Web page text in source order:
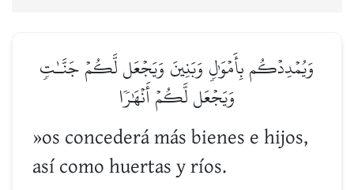
وَيُمۡدِدۡكُم بِأَمۡوَٰلٖ وَبَنِينَ وَيَجۡعَل لَّكُمۡ جَنَّـٰتٖ
وَيَجۡعَل لَّكُمۡ أَنۡهَٰرٗا
»os concederá más bienes e hijos,
así como huertas y ríos.